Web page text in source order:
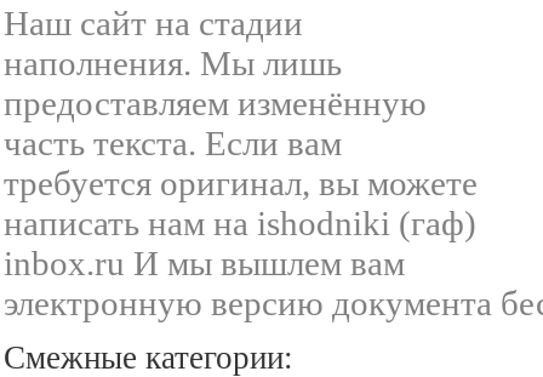
Наш сайт на стадии
наполнения. Мы лишь
предоставляем изменённую
часть текста. Если вам
требуется оригинал, вы можете
написать нам на ishodniki (гаф)
inbox.ru И мы вышлем вам
электронную версию документа
Смежные категории: